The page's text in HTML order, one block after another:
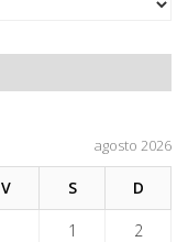
agosto 2026
V S D
1 2